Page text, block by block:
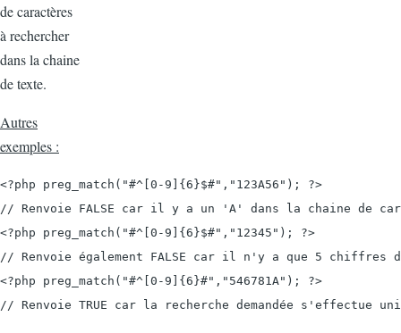
de caractères
à rechercher
dans la chaine
de texte.
Autres
exemples :
<?php preg_match("#^[0-9]{6}$#","123A56"); ?>
// Renvoie FALSE car il y a un 'A' dans la chaine de
<?php preg_match("#^[0-9]{6}$#","12345"); ?>
// Renvoie également FALSE car il n'y a que 5 chiffres
<?php preg_match("#^[0-9]{6}#","546781A"); ?>